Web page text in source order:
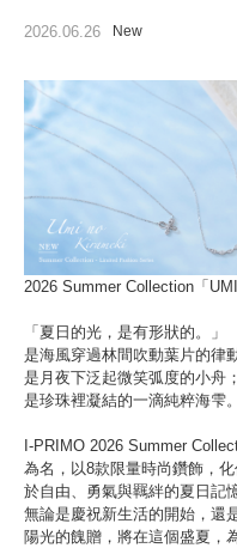
2026.06.26 New
2026 Summer Collection「
「夏日的光，是有形狀的。」
是海風穿過林間吹動葉片的律
是月夜下泛起微笑弧度的小舟；
是珍珠裡凝結的一滴純粹海雫。
I-PRIMO 2026 Summer
為名，以8款限量時尚鑽飾，
於自由、勇氣與羈絆的夏日記
無論是慶祝新生活的開始，還
陽光的餽贈，將在這個盛夏，